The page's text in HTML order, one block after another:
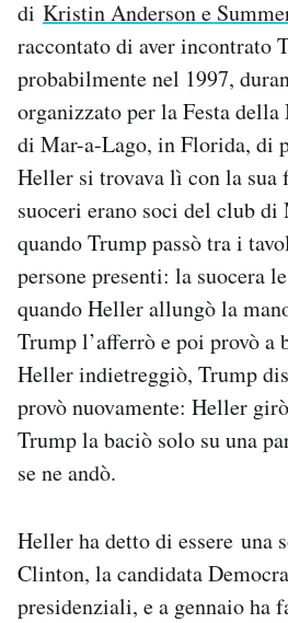
Area Personale
Newsletter
Regala il Post
Hai bisogno di aiuto?
Esci
di Kristin Anderson e
raccontato di aver incontrato
probabilmente nel 1997,
organizzato per la Festa
di Mar-a-Lago, in Florida, di
Heller si trovava lì con la
suoceri erano soci del club di
quando Trump passò tra i
persone presenti: la suocera
quando Heller allungò la
Trump l’afferrò e poi provò a
Heller indietreggiò, Trump
provò nuovamente: Heller
Trump la baciò solo su una
se ne andò.
Heller ha detto di essere
Clinton, la candidata
presidenziali, e a gennaio ha